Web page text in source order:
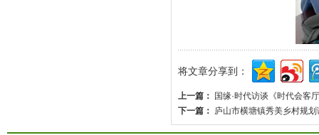
将文章分享到：
上一篇：
国缘·时代访谈《时代会客
下一篇： 庐山市横塘镇秀美乡村规划